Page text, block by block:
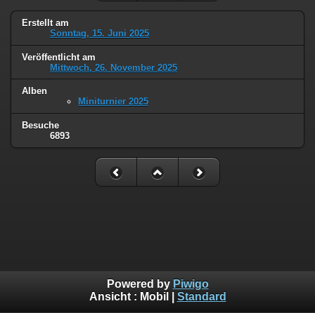
Erstellt am
Sonntag, 15. Juni 2025
Veröffentlicht am
Mittwoch, 26. November 2025
Alben
Miniturnier 2025
Besuche
6893
Powered by Piwigo
Ansicht : Mobil Standard